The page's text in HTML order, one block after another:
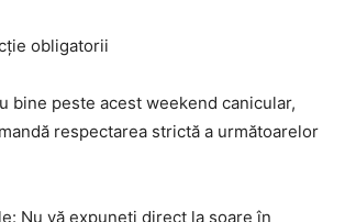
obligatorii
bine peste acest weekend canicular,
respectarea strictă a următoarelor
Nu vă expuneți direct la soare în